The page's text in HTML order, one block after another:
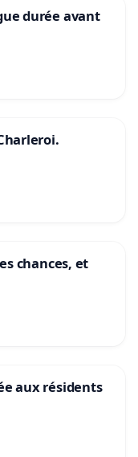
durée avant
chances, et
aux résidents